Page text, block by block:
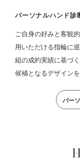
パーソナルハンド診
ご自身の好みと客観
用いただける指輪に
組の成約実績に基づ
候補となるデザインを
パー